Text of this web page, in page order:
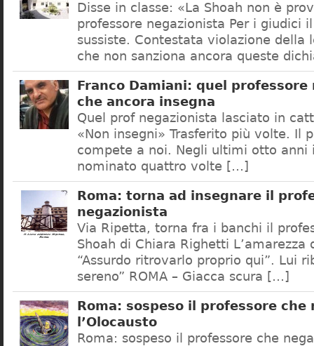
Disse in classe: «La Shoah non è
professore negazionista Per i giudici
sussiste. Contestata violazione della
che non sanziona ancora queste
Franco Damiani: quel professore
che ancora insegna
Quel prof negazionista lasciato in
«Non insegni» Trasferito più volte. Il
compete a noi. Negli ultimi otto anni
nominato quattro volte […]
Roma: torna ad insegnare il
negazionista
Via Ripetta, torna fra i banchi il
Shoah di Chiara Righetti L’amarezza
“Assurdo ritrovarlo proprio qui”. Lui
sereno” ROMA – Giacca scura […]
Roma: sospeso il professore che
l’Olocausto
Roma: sospeso il professore che